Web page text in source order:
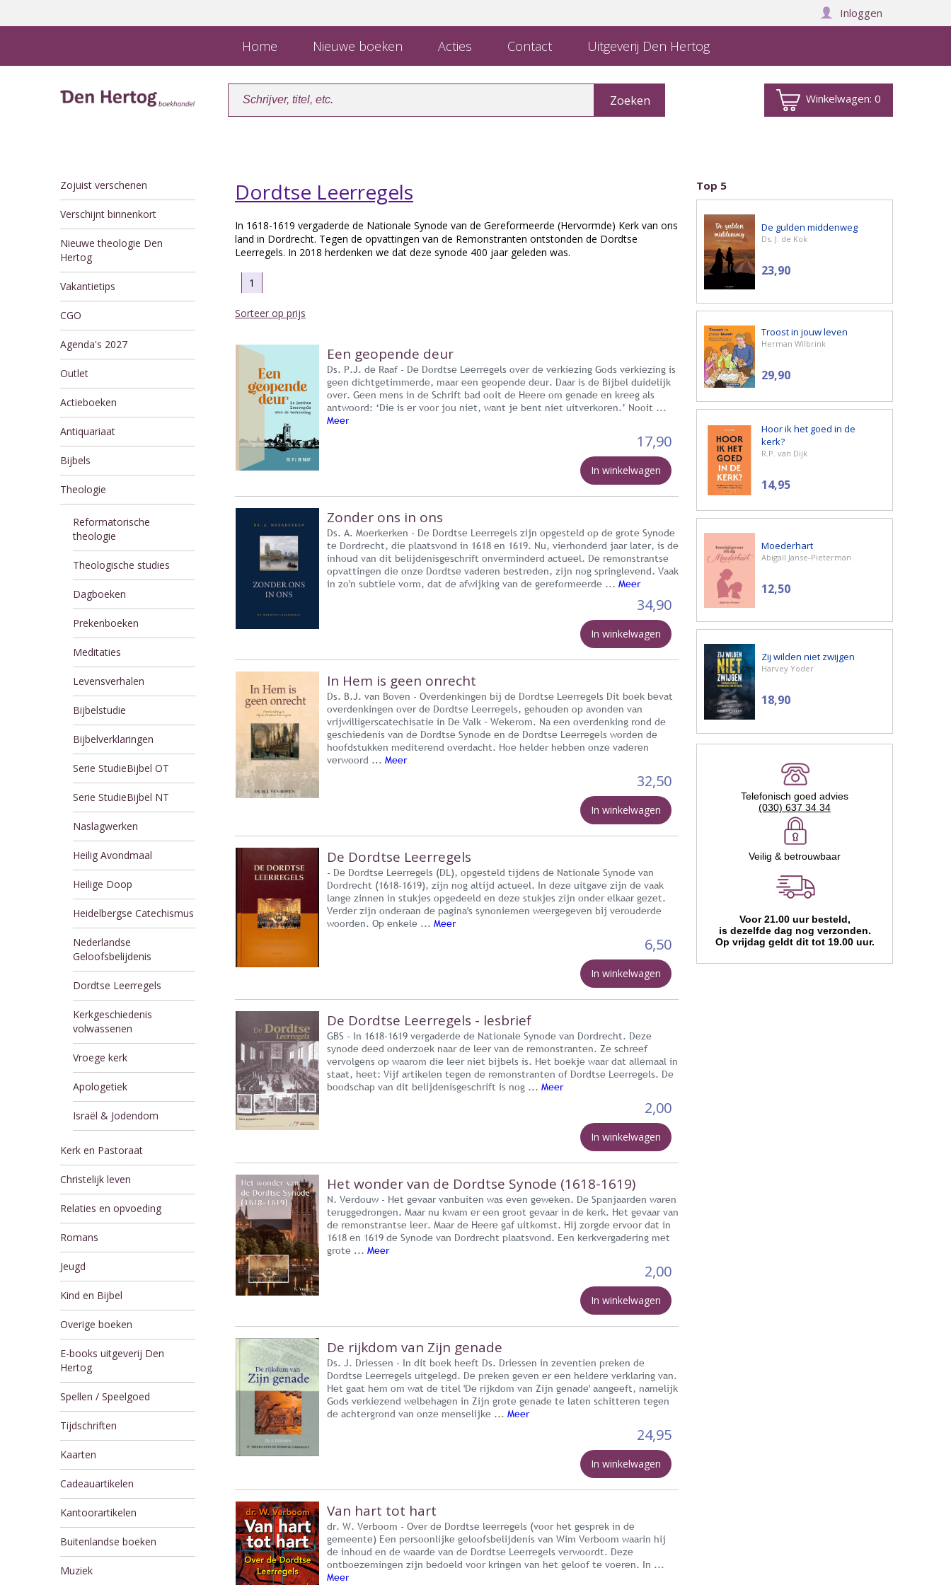
Inloggen
Home Nieuwe boeken Acties Contact Uitgeverij Den Hertog
Winkelwagen:0
Zojuist verschenen
Verschijnt binnenkort
Nieuwe theologie Den
Hertog
Vakantietips
CGO
Agenda's 2027
Outlet
Actieboeken
Antiquariaat
Bijbels
Theologie
Reformatorische
theologie
Theologische studies
Dagboeken
Prekenboeken
Meditaties
Levensverhalen
Bijbelstudie
Bijbelverklaringen
Serie StudieBijbel OT
Serie StudieBijbel NT
Naslagwerken
Heilig Avondmaal
Heilige Doop
Heidelbergse Catechismus
Nederlandse
Geloofsbelijdenis
Dordtse Leerregels
Kerkgeschiedenis
volwassenen
Vroege kerk
Apologetiek
Israël & Jodendom
Kerk en Pastoraat
Christelijk leven
Relaties en opvoeding
Romans
Jeugd
Kind en Bijbel
Overige boeken
E-books uitgeverij Den
Hertog
Spellen / Speelgoed
Tijdschriften
Kaarten
Cadeauartikelen
Kantoorartikelen
Buitenlandse boeken
Muziek
Dordtse Leerregels
In 1618-1619 vergaderde de Nationale Synode van de Gereformeerde (Hervormde) Kerk van ons
land in Dordrecht. Tegen de opvattingen van de Remonstranten ontstonden de Dordtse
Leerregels. In 2018 herdenken we dat deze synode 400 jaar geleden was.
1
Sorteer op prijs
Een geopende deur
Ds. P.J. de Raaf - De Dordtse Leerregels over de verkiezing Gods verkiezing is
geen dichtgetimmerde, maar een geopende deur. Daar is de Bijbel duidelijk
over. Geen mens in de Schrift bad ooit de Heere om genade en kreeg als
antwoord: ‘Die is er voor jou niet, want je bent niet uitverkoren.’ Nooit ...
Meer
17,90
In winkelwagen
Zonder ons in ons
Ds. A. Moerkerken - De Dordtse Leerregels zijn opgesteld op de grote Synode
te Dordrecht, die plaatsvond in 1618 en 1619. Nu, vierhonderd jaar later, is de
inhoud van dit belijdenisgeschrift onverminderd actueel. De remonstrantse
opvattingen die onze Dordtse vaderen bestreden, zijn nog springlevend. Vaak
in zo'n subtiele vorm, dat de afwijking van de gereformeerde ... Meer
34,90
In winkelwagen
In Hem is geen onrecht
Ds. B.J. van Boven - Overdenkingen bij de Dordtse Leerregels Dit boek bevat
overdenkingen over de Dordtse Leerregels, gehouden op avonden van
vrijwilligerscatechisatie in De Valk – Wekerom. Na een overdenking rond de
geschiedenis van de Dordtse Synode en de Dordtse Leerregels worden de
hoofdstukken mediterend overdacht. Hoe helder hebben onze vaderen
verwoord ... Meer
32,50
In winkelwagen
De Dordtse Leerregels
- De Dordtse Leerregels (DL), opgesteld tijdens de Nationale Synode van
Dordrecht (1618-1619), zijn nog altijd actueel. In deze uitgave zijn de vaak
lange zinnen in stukjes opgedeeld en deze stukjes zijn onder elkaar gezet.
Verder zijn onderaan de pagina's synoniemen weergegeven bij verouderde
woorden. Op enkele ... Meer
6,50
In winkelwagen
De Dordtse Leerregels - lesbrief
GBS - In 1618-1619 vergaderde de Nationale Synode van Dordrecht. Deze
synode deed onderzoek naar de leer van de remonstranten. Ze schreef
vervolgens op waarom die leer niet bijbels is. Het boekje waar dat allemaal in
staat, heet: Vijf artikelen tegen de remonstranten of Dordtse Leerregels. De
boodschap van dit belijdenisgeschrift is nog ... Meer
2,00
In winkelwagen
Het wonder van de Dordtse Synode (1618-1619)
N. Verdouw - Het gevaar vanbuiten was even geweken. De Spanjaarden waren
teruggedrongen. Maar nu kwam er een groot gevaar in de kerk. Het gevaar van
de remonstrantse leer. Maar de Heere gaf uitkomst. Hij zorgde ervoor dat in
1618 en 1619 de Synode van Dordrecht plaatsvond. Een kerkvergadering met
grote ... Meer
2,00
In winkelwagen
De rijkdom van Zijn genade
Ds. J. Driessen - In dit boek heeft Ds. Driessen in zeventien preken de
Dordtse Leerregels uitgelegd. De preken geven er een heldere verklaring van.
Het gaat hem om wat de titel 'De rijkdom van Zijn genade' aangeeft, namelijk
Gods verkiezend welbehagen in Zijn grote genade te laten schitteren tegen
de achtergrond van onze menselijke ... Meer
24,95
In winkelwagen
Van hart tot hart
dr. W. Verboom - Over de Dordtse leerregels (voor het gesprek in de
gemeente) Een persoonlijke geloofsbelijdenis van Wim Verboom waarin hij
de inhoud en de waarde van de Dordtse Leerregels verwoordt. Deze
ontboezemingen zijn bedoeld voor kringen van het geloof te voeren. In ...
Meer
Top 5
De gulden middenweg
Ds. J. de Kok
23,90
Troost in jouw leven
Herman Wilbrink
29,90
Hoor ik het goed in de
kerk?
R.P. van Dijk
14,95
Moederhart
Abigaïl Janse-Pieterman
12,50
Zij wilden niet zwijgen
Harvey Yoder
18,90
Telefonisch goed advies
(030) 637 34 34
Veilig & betrouwbaar
Voor 21.00 uur besteld,
is dezelfde dag nog verzonden.
Op vrijdag geldt dit tot 19.00 uur.